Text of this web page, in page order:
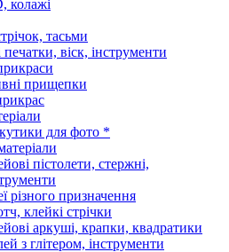
колажі
тасьми
віск, інструменти
прищепки
для фото *
пістолети, стержні,
різного призначення
клейкі стрічки
аркуші, крапки, квадратики
з глітером, інструменти